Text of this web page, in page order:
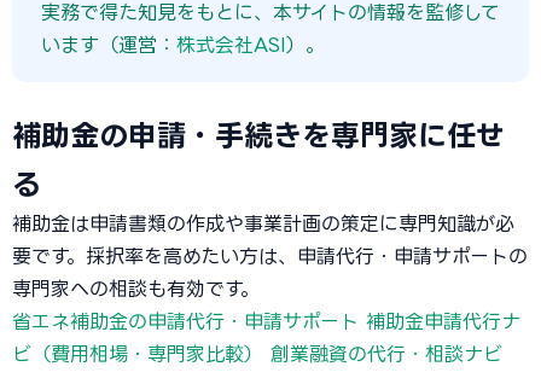
実務で得た知見をもとに、本サイトの情報を監修して
います（運営： 株式会社ASI）。
補助金の申請・手続きを専門家に任せ
る
補助金は申請書類の作成や事業計画の策定に専門知識が必
要です。採択率を高めたい方は、申請代行・申請サポートの
専門家への相談も有効です。
省エネ補助金の申請代行・申請サポート 補助金申請代行ナ
ビ（費用相場・専門家比較）
創業融資の代行・相談ナビ